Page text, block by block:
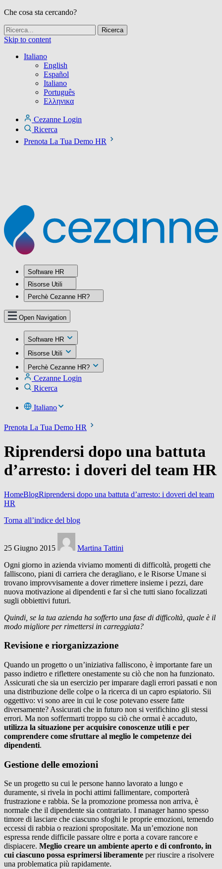
Che cosa sta cercando?
Skip to content
Italiano
English
Español
Italiano
Português
Ελληνικα
Cezanne Login
Ricerca
Prenota La Tua Demo HR
Software HR
Risorse Utili
Perchè Cezanne HR?
Open Navigation
Software HR
Risorse Utili
Perchè Cezanne HR?
Cezanne Login
Ricerca
Italiano
Prenota La Tua Demo HR
Riprendersi dopo una battuta
d’arresto: i doveri del team HR
HomeBlogRiprendersi dopo una battuta d’arresto: i doveri del team
HR
Torna all’indice del blog
25 Giugno 2015
Martina Tattini
Ogni giorno in azienda viviamo momenti di difficoltà, progetti che
falliscono, piani di carriera che deragliano, e le Risorse Umane si
trovano improvvisamente a dover rimettere insieme i pezzi, dare
nuova motivazione ai dipendenti e far sì che tutti siano focalizzati
sugli obbiettivi futuri.
Quindi, se la tua azienda ha sofferto una fase di difficoltà, quale è il
modo migliore per rimettersi in carreggiata?
Revisione e riorganizzazione
Quando un progetto o un’iniziativa falliscono, è importante fare un
passo indietro e riflettere onestamente su ciò che non ha funzionato.
Assicurati che sia un esercizio per imparare dagli errori passati e non
una distribuzione delle colpe o la ricerca di un capro espiatorio. Sii
oggettivo: vi sono aree in cui le cose potevano essere fatte
diversamente? Assicurati che in futuro non si verifichino gli stessi
errori. Ma non soffermarti troppo su ciò che ormai è accaduto,
utilizza la situazione per acquisire conoscenze utili e per
comprendere come sfruttare al meglio le competenze dei
dipendenti.
Gestione delle emozioni
Se un progetto su cui le persone hanno lavorato a lungo e
duramente, si rivela in pochi attimi fallimentare, comporterà
frustrazione e rabbia. Se la promozione promessa non arriva, è
normale che il dipendente sia contrariato. I manager hanno spesso
timore di lasciare che ciascuno sfoghi le proprie emozioni, temendo
eccessi di rabbia o reazioni spropositate. Ma un’emozione non
espressa rende difficile passare oltre e porta a covare rancore e
dispiacere. Meglio creare un ambiente aperto e di confronto, in
cui ciascuno possa esprimersi liberamente per riuscire a risolvere
una problematica più rapidamente.